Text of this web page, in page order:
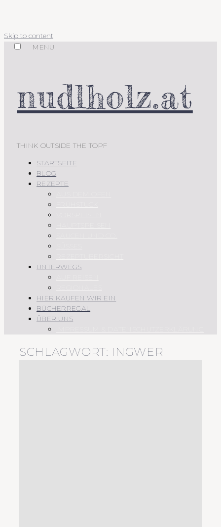
Skip to content
MENU
nudlholz.at
THINK OUTSIDE THE TOPF
STARTSEITE
BLOG
REZEPTE
UNTERWEGS
HIER KAUFEN WIR EIN
BÜCHERREGAL
ÜBER UNS
SCHLAGWORT: INGWER